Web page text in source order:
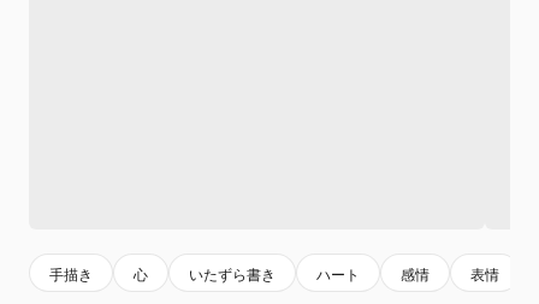
手描き 心 いたずら書き ハート 感情 表情